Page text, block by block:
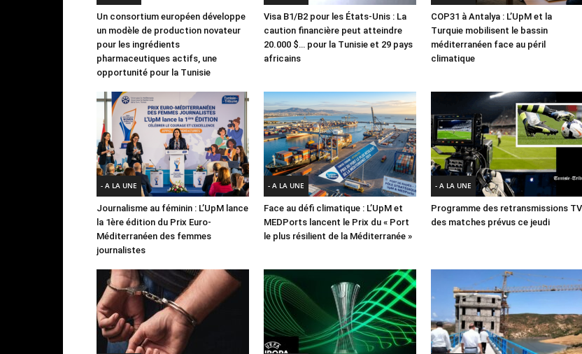
Un consortium européen développe
un modèle de production novateur
pour les ingrédients
pharmaceutiques actifs, une
opportunité pour la Tunisie
Visa B1/B2 pour les États-Unis : La
caution financière peut atteindre
20.000 $… pour la Tunisie et 29 pays
africains
COP31 à Antalya : L’UpM et la
Turquie mobilisent le bassin
méditerranéen face au péril
climatique
- A LA UNE
Journalisme au féminin : L’UpM lance
la 1ère édition du Prix Euro-
Méditerranéen des femmes
journalistes
- A LA UNE
Face au défi climatique : L’UpM et
MEDPorts lancent le Prix du « Port
le plus résilient de la Méditerranée »
- A LA UNE
Programme des retransmissions TV
des matches prévus ce jeudi